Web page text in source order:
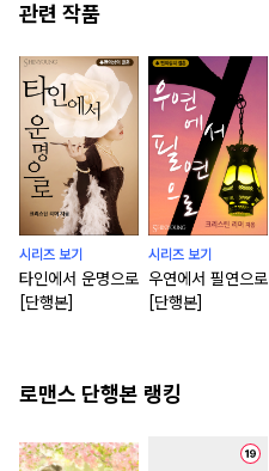
관련 작품
시리즈 보기
타인에서 운명으로
[단행본]
시리즈 보기
우연에서 필연으로
[단행본]
로맨스 단행본 랭킹